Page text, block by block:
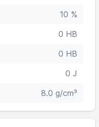
10 %
0 HB
0 HB
0 J
8.0 g/cm³